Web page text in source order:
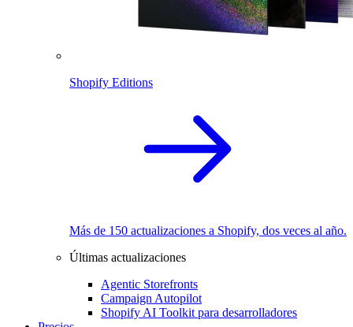
Shopify Editions
Más de 150 actualizaciones a Shopify, dos veces al año.
Últimas actualizaciones
Agentic Storefronts
Campaign Autopilot
Shopify AI Toolkit para desarrolladores